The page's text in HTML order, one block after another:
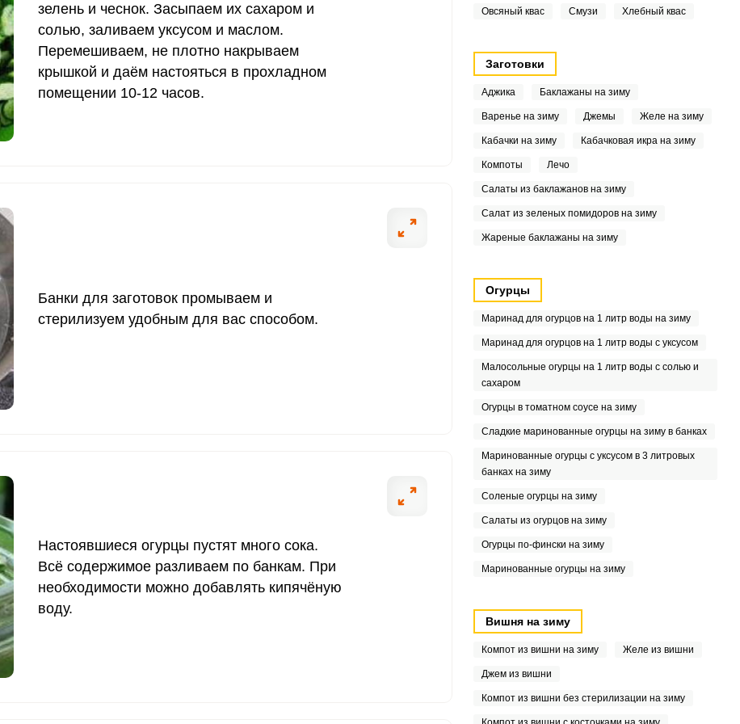
70 мкг 0
2 мкг
50 мкг 6.3
зелень и чеснок. Засыпаем их сахаром и
солью, заливаем уксусом и маслом.
Перемешиваем, не плотно накрываем
крышкой и даём настояться в прохладном
помещении 10-12 часов.
Банки для заготовок промываем и
стерилизуем удобным для вас способом.
Настоявшиеся огурцы пустят много сока.
Всё содержимое разливаем по банкам. При
необходимости можно добавлять кипячёную
воду.
Овсяный квас Смузи Хлебный квас
Заготовки
Аджика Баклажаны на зиму
Варенье на зиму Джемы Желе на зиму
Кабачки на зиму Кабачковая икра на зиму
Компоты Лечо
Салаты из баклажанов на зиму
Салат из зеленых помидоров на зиму
Жареные баклажаны на зиму
Огурцы
Маринад для огурцов на 1 литр воды на зиму
Маринад для огурцов на 1 литр воды с уксусом
Малосольные огурцы на 1 литр воды с солью и
сахаром
Огурцы в томатном соусе на зиму
Сладкие маринованные огурцы на зиму в банках
Маринованные огурцы с уксусом в 3 литровых
банках на зиму
Соленые огурцы на зиму
Салаты из огурцов на зиму
Огурцы по-фински на зиму
Маринованные огурцы на зиму
Вишня на зиму
Компот из вишни на зиму Желе из вишни
Джем из вишни
Компот из вишни без стерилизации на зиму